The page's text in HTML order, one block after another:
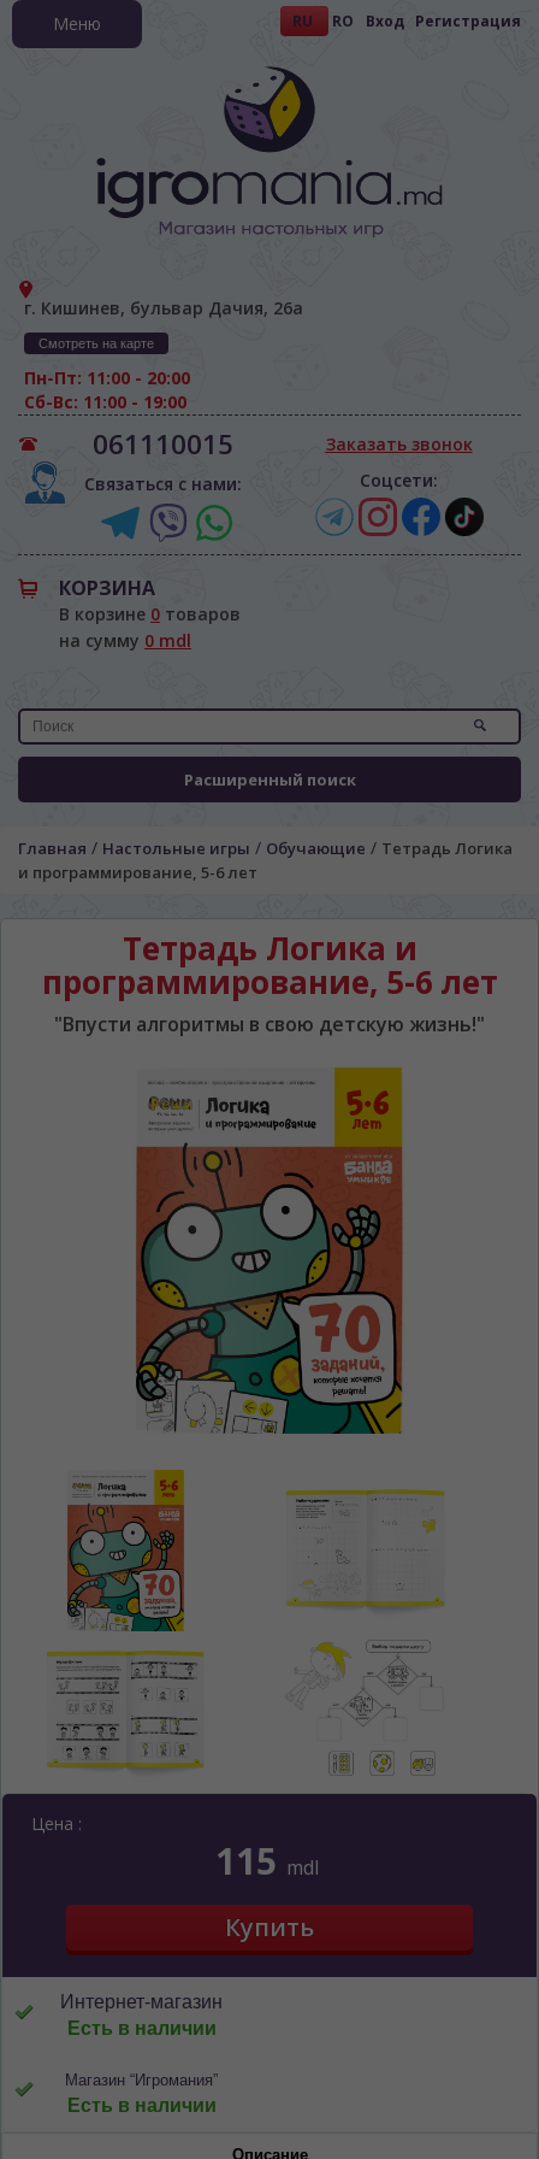
RU RO Вход Регистрация
г. Кишинев, бульвар Дачия, 26а
Смотреть на карте
Пн-Пт: 11:00 - 20:00
Сб-Вс: 11:00 - 19:00
061110015
Связаться с нами:
Заказать звонок
Соцсети:
КОРЗИНА
В корзине 0 товаров
на сумму 0 mdl
Расширенный поиск
Меню
Главная / Настольные игры / Обучающие / Тетрадь Логика
и программирование, 5-6 лет
Тетрадь Логика и
программирование, 5-6 лет
"Впусти алгоритмы в свою детскую жизнь!"
Цена :
115 mdl
Интернет-магазин
Есть в наличии
Магазин “Игромания”
Есть в наличии
Описание